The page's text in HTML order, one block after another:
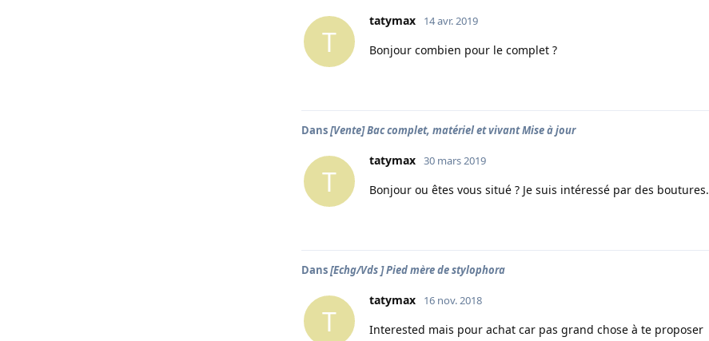
T
tatymax 14 avr. 2019
Bonjour combien pour le complet ?
Dans[Vente] Bac complet, matériel et vivant Mise à jour
T
tatymax 30 mars 2019
Bonjour ou êtes vous situé ? Je suis intéressé par des boutures.
Dans[Echg/Vds ] Pied mère de stylophora
T
tatymax 16 nov. 2018
Interested mais pour achat car pas grand chose à te proposer